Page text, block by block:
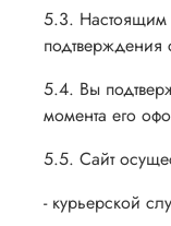
5.3. Настоящим
подтверждения
5.4. Вы
момента его
5.5. Сайт
- курьерской